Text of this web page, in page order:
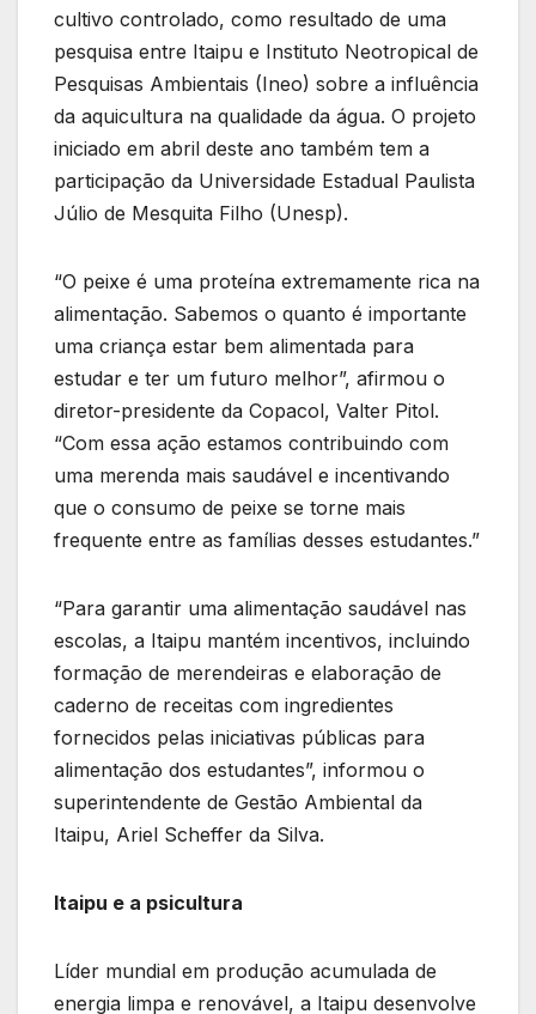
cultivo controlado, como resultado de uma
pesquisa entre Itaipu e Instituto Neotropical de
Pesquisas Ambientais (Ineo) sobre a influência
da aquicultura na qualidade da água. O projeto
iniciado em abril deste ano também tem a
participação da Universidade Estadual Paulista
Júlio de Mesquita Filho (Unesp).
“O peixe é uma proteína extremamente rica na
alimentação. Sabemos o quanto é importante
uma criança estar bem alimentada para
estudar e ter um futuro melhor”, afirmou o
diretor-presidente da Copacol, Valter Pitol.
“Com essa ação estamos contribuindo com
uma merenda mais saudável e incentivando
que o consumo de peixe se torne mais
frequente entre as famílias desses estudantes.”
“Para garantir uma alimentação saudável nas
escolas, a Itaipu mantém incentivos, incluindo
formação de merendeiras e elaboração de
caderno de receitas com ingredientes
fornecidos pelas iniciativas públicas para
alimentação dos estudantes”, informou o
superintendente de Gestão Ambiental da
Itaipu, Ariel Scheffer da Silva.
Itaipu e a psicultura
Líder mundial em produção acumulada de
energia limpa e renovável, a Itaipu desenvolve